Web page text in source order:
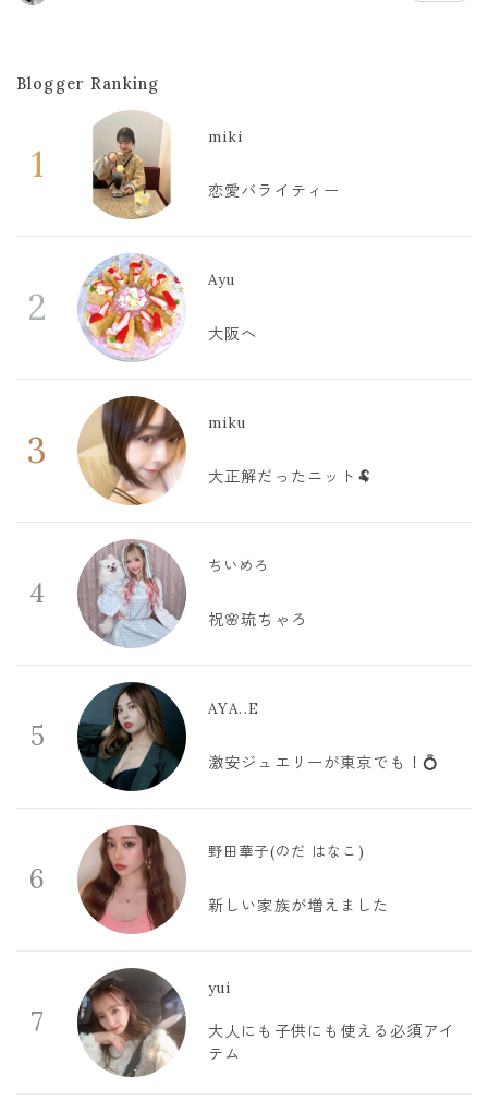
Blogger Ranking
1
miki
恋愛バライティー
2
Ayu
大阪へ
3
miku
大正解だったニット🐏
4
ちいめろ
祝🌸琉ちゃろ
5
AYA..E
激安ジュエリーが東京でも！💍
6
野田華子(のだ はなこ)
新しい家族が増えました
7
yui
大人にも子供にも使える必須アイ
テム